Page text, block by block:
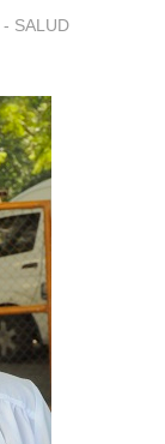
- SALUD